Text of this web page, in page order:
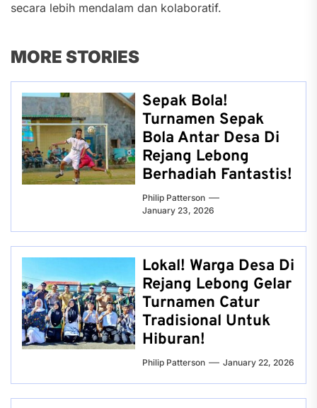
secara lebih mendalam dan kolaboratif.
MORE STORIES
Sepak Bola!
Turnamen Sepak
Bola Antar Desa Di
Rejang Lebong
Berhadiah Fantastis!
Philip Patterson
January 23, 2026
Lokal! Warga Desa Di
Rejang Lebong Gelar
Turnamen Catur
Tradisional Untuk
Hiburan!
Philip Patterson January 22, 2026